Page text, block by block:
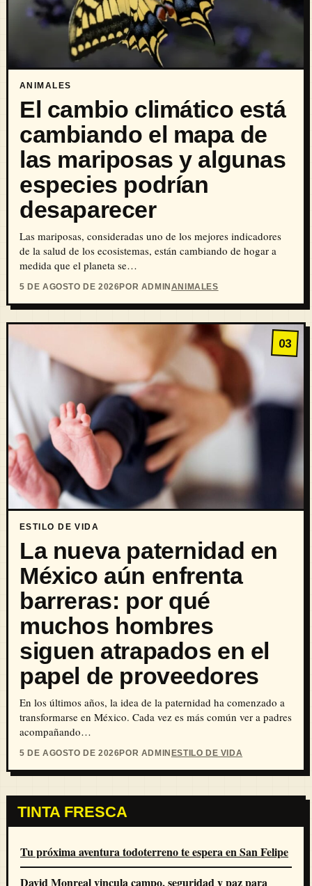
ANIMALES
El cambio climático está
cambiando el mapa de
las mariposas y algunas
especies podrían
desaparecer
Las mariposas, consideradas uno de los mejores indicadores
de la salud de los ecosistemas, están cambiando de hogar a
medida que el planeta se…
5 DE AGOSTO DE 2026POR ADMINANIMALES
03
ESTILO DE VIDA
La nueva paternidad en
México aún enfrenta
barreras: por qué
muchos hombres
siguen atrapados en el
papel de proveedores
En los últimos años, la idea de la paternidad ha comenzado a
transformarse en México. Cada vez es más común ver a padres
acompañando…
5 DE AGOSTO DE 2026POR ADMINESTILO DE VIDA
TINTA FRESCA
Tu próxima aventura todoterreno te espera en San Felipe
David Monreal vincula campo, seguridad y paz para